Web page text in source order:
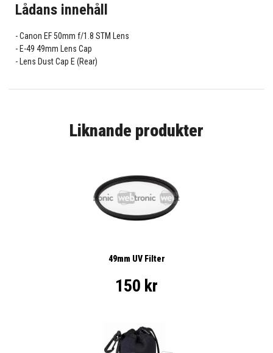
Lådans innehåll
Canon EF 50mm f/1.8 STM Lens
E-49 49mm Lens Cap
Lens Dust Cap E (Rear)
Liknande produkter
49mm UV Filter
150 kr